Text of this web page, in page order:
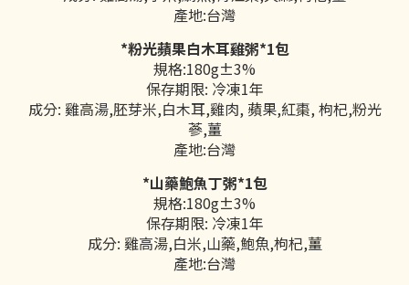
產地:台灣
*粉光蘋果白木耳雞粥*1包
規格:180g±3%
保存期限: 冷凍1年
成分: 雞高湯,胚芽米,白木耳,雞肉, 蘋果,紅棗, 枸杞,粉光
蔘,薑
產地:台灣
*山藥鮑魚丁粥*1包
規格:180g±3%
保存期限: 冷凍1年
成分: 雞高湯,白米,山藥,鮑魚,枸杞,薑
產地:台灣